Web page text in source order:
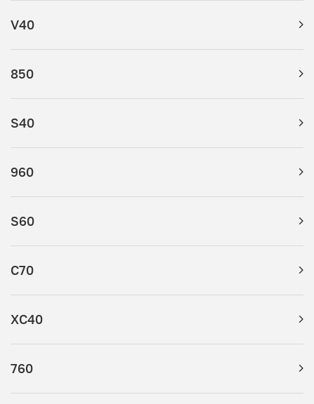
V40
850
S40
960
S60
C70
XC40
760